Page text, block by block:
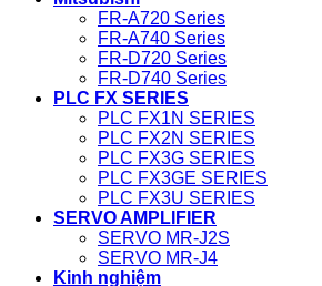
FR-A720 Series
FR-A740 Series
FR-D720 Series
FR-D740 Series
PLC FX SERIES
PLC FX1N SERIES
PLC FX2N SERIES
PLC FX3G SERIES
PLC FX3GE SERIES
PLC FX3U SERIES
SERVO AMPLIFIER
SERVO MR-J2S
SERVO MR-J4
Kinh nghiệm